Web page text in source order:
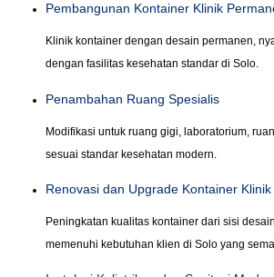
Pembangunan Kontainer Klinik
Klinik kontainer dengan desain permanen,
dengan fasilitas kesehatan standar di Solo.
Penambahan Ruang Spesialis
Modifikasi untuk ruang gigi, laboratorium,
sesuai standar kesehatan modern.
Renovasi dan Upgrade Kontainer Klinik
Peningkatan kualitas kontainer dari sisi
memenuhi kebutuhan klien di Solo yang